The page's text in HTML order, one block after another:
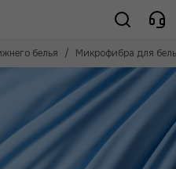
белья Микрофибра для